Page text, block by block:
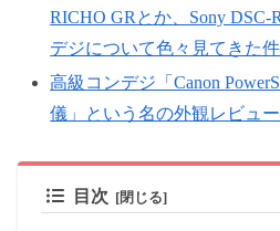
RICHO GRとか、Sony
デジについて色々見てきた件
高級コンデジ「Canon
儀」という名の外観レビュー
目次